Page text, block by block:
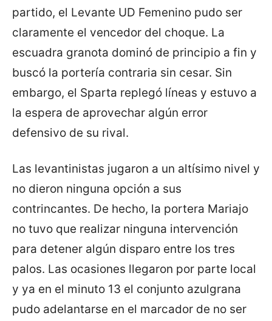
partido, el Levante UD Femenino pudo ser
claramente el vencedor del choque. La
escuadra granota dominó de principio a fin y
buscó la portería contraria sin cesar. Sin
embargo, el Sparta replegó líneas y estuvo a
la espera de aprovechar algún error
defensivo de su rival.
Las levantinistas jugaron a un altísimo nivel y
no dieron ninguna opción a sus
contrincantes. De hecho, la portera Mariajo
no tuvo que realizar ninguna intervención
para detener algún disparo entre los tres
palos. Las ocasiones llegaron por parte local
y ya en el minuto 13 el conjunto azulgrana
pudo adelantarse en el marcador de no ser